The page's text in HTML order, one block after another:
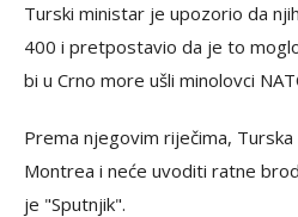
Turski ministar je upozorio da
400 i pretpostavio da je to
bi u Crno more ušli minolovci
Prema njegovim riječima,
Montrea i neće uvoditi ratne
je "Sputnjik".